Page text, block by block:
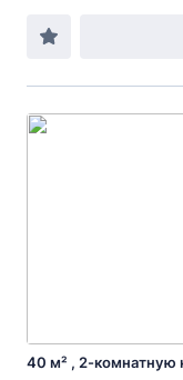
40 м² , 2-комнатную